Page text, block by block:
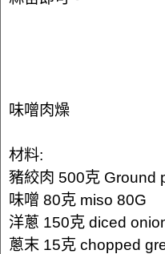
味噌肉燥
材料:
豬絞肉 500克 Ground
味噌 80克 miso 80G
洋蔥 150克 diced
蔥末 15克 chopped